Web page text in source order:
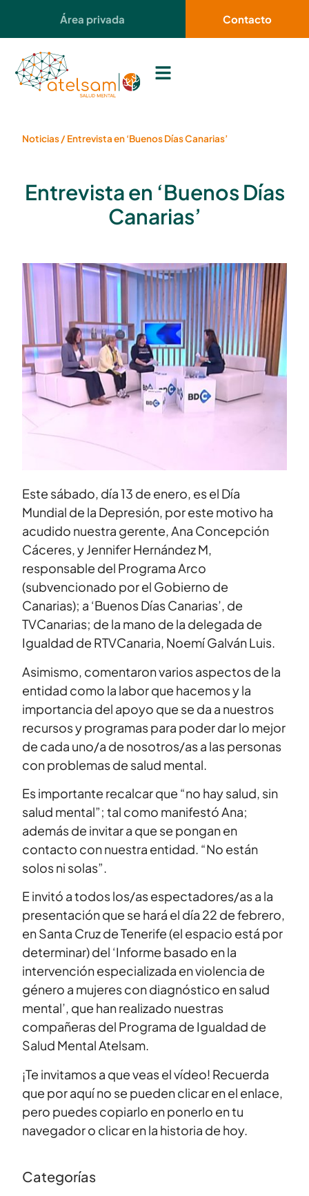
Área privada Contacto
Noticias/Entrevista en ‘Buenos Días Canarias’
Entrevista en ‘Buenos Días
Canarias’
Este sábado, día 13 de enero, es el Día
Mundial de la Depresión, por este motivo ha
acudido nuestra gerente, Ana Concepción
Cáceres, y Jennifer Hernández M,
responsable del Programa Arco
(subvencionado por el Gobierno de
Canarias); a ‘Buenos Días Canarias’, de
TVCanarias; de la mano de la delegada de
Igualdad de RTVCanaria, Noemí Galván Luis.
Asimismo, comentaron varios aspectos de la
entidad como la labor que hacemos y la
importancia del apoyo que se da a nuestros
recursos y programas para poder dar lo mejor
de cada uno/a de nosotros/as a las personas
con problemas de salud mental.
Es importante recalcar que “no hay salud, sin
salud mental”; tal como manifestó Ana;
además de invitar a que se pongan en
contacto con nuestra entidad. “No están
solos ni solas”.
E invitó a todos los/as espectadores/as a la
presentación que se hará el día 22 de febrero,
en Santa Cruz de Tenerife (el espacio está por
determinar) del ‘Informe basado en la
intervención especializada en violencia de
género a mujeres con diagnóstico en salud
mental’, que han realizado nuestras
compañeras del Programa de Igualdad de
Salud Mental Atelsam.
¡Te invitamos a que veas el vídeo! Recuerda
que por aquí no se pueden clicar en el enlace,
pero puedes copiarlo en ponerlo en tu
navegador o clicar en la historia de hoy.
Categorías